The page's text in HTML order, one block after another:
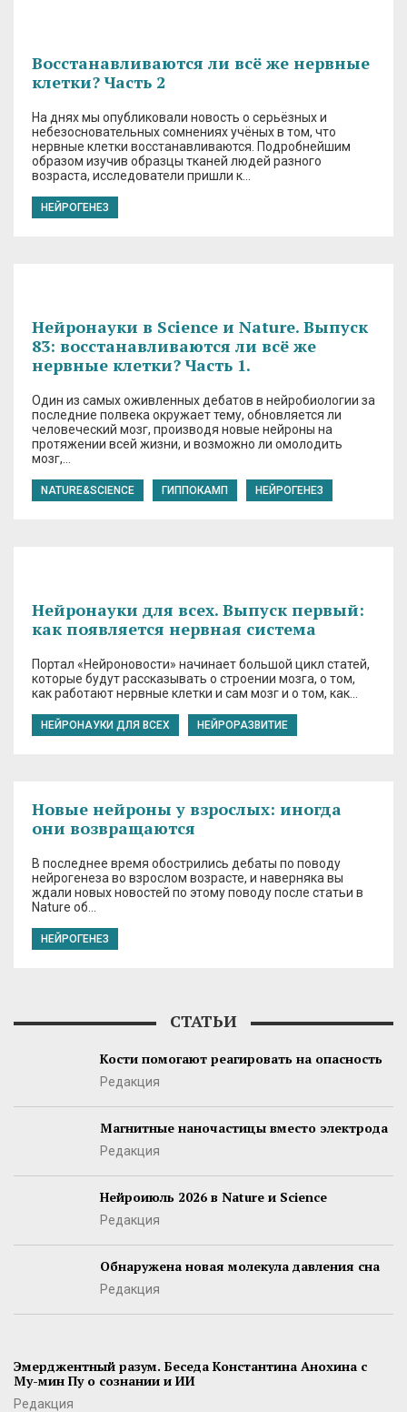
Восстанавливаются ли всё же нервные
клетки? Часть 2
На днях мы опубликовали новость о серьёзных и
небезосновательных сомнениях учёных в том, что
нервные клетки восстанавливаются. Подробнейшим
образом изучив образцы тканей людей разного
возраста, исследователи пришли к…
НЕЙРОГЕНЕЗ
Нейронауки в Science и Nature. Выпуск
83: восстанавливаются ли всё же
нервные клетки? Часть 1.
Один из самых оживленных дебатов в нейробиологии за
последние полвека окружает тему, обновляется ли
человеческий мозг, производя новые нейроны на
протяжении всей жизни, и возможно ли омолодить
мозг,…
NATURE&SCIENCE ГИППОКАМП НЕЙРОГЕНЕЗ
Нейронауки для всех. Выпуск первый:
как появляется нервная система
Портал «Нейроновости» начинает большой цикл статей,
которые будут рассказывать о строении мозга, о том,
как работают нервные клетки и сам мозг и о том, как…
НЕЙРОНАУКИ ДЛЯ ВСЕХ НЕЙРОРАЗВИТИЕ
Новые нейроны у взрослых: иногда
они возвращаются
В последнее время обострились дебаты по поводу
нейрогенеза во взрослом возрасте, и наверняка вы
ждали новых новостей по этому поводу после статьи в
Nature об…
НЕЙРОГЕНЕЗ
СТАТЬИ
Кости помогают реагировать на опасность
Редакция
Магнитные наночастицы вместо электрода
Редакция
Нейроиюль 2026 в Nature и Science
Редакция
Обнаружена новая молекула давления сна
Редакция
Эмерджентный разум. Беседа Константина Анохина с
Му-мин Пу о сознании и ИИ
Редакция